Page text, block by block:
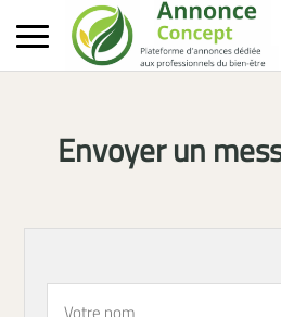
Envoyer un